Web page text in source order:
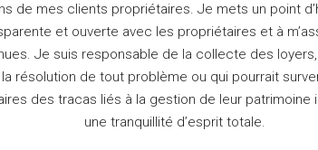
de mes clients propriétaires. Je mets un point
et ouverte avec les propriétaires et à
Je suis responsable de la collecte des
résolution de tout problème ou qui pourrait
des tracas liés à la gestion de leur patrimoine
une tranquillité d’esprit totale.